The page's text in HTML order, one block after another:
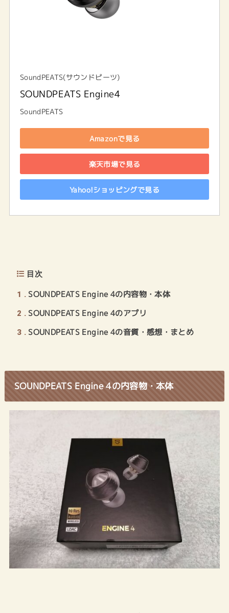
SoundPEATS(サウンドピーツ)
SOUNDPEATS Engine4
SoundPEATS
Amazonで見る
楽天市場で見る
Yahoo!ショッピングで見る
目次
1 SOUNDPEATS Engine 4の内容物・本体
2 SOUNDPEATS Engine 4のアプリ
3 SOUNDPEATS Engine 4の音質・感想・まとめ
SOUNDPEATS Engine 4の内容物・本体